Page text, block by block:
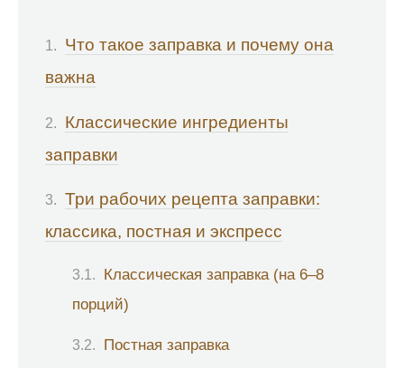
Что такое заправка и почему она
важна
Классические ингредиенты
заправки
Три рабочих рецепта заправки:
классика, постная и экспресс
Классическая заправка (на 6–8
порций)
Постная заправка